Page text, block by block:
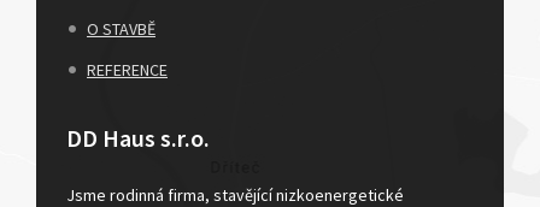
O STAVBĚ
REFERENCE
DD Haus s.r.o.
Jsme rodinná firma, stavějící nizkoenergetické